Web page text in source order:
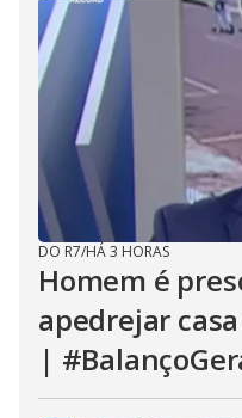
DO R7/HÁ 3 HORAS
Homem é
apedrejar
|